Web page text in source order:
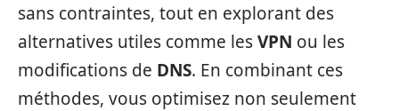
sans contraintes, tout en explorant des
alternatives utiles comme lesVPN ou les
modifications de DNS. En combinant ces
méthodes, vous optimisez non seulement